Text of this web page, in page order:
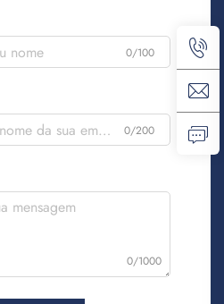
0/100
0/200
0/1000